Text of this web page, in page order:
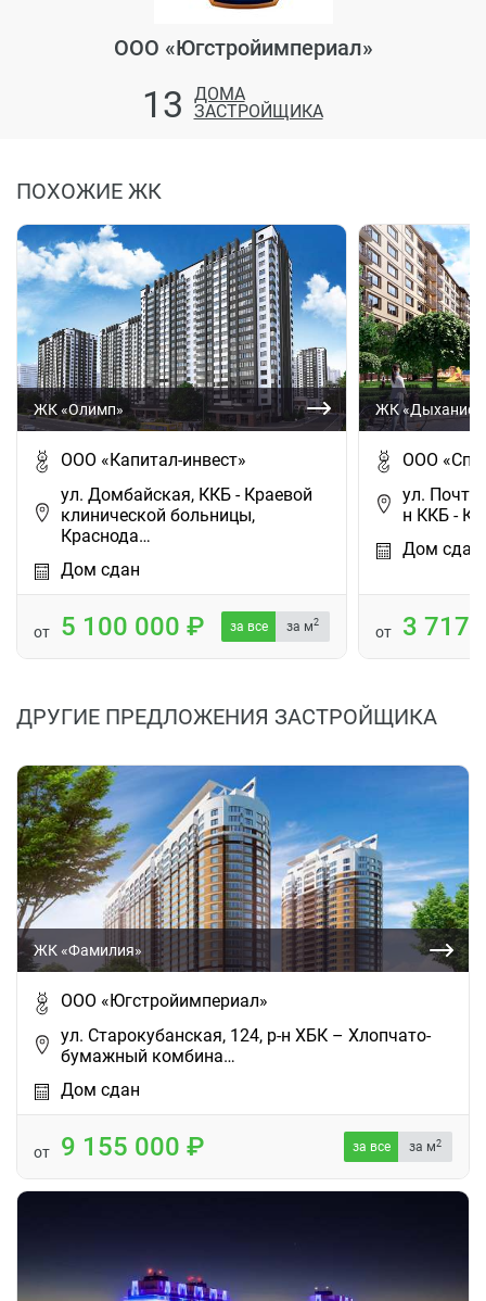
ООО «Югстройимпериал»
13
ДОМА
ЗАСТРОЙЩИКА
ПОХОЖИЕ ЖК
ЖК «Олимп»
ООО «Капитал-инвест»
ул. Домбайская, ККБ - Краевой
клинической больницы,
Краснода…
Дом сдан
от 5 100 000 за все за м2
ЖК «Дыхание»
ООО
ул.
н ККБ -
Дом сдан
от 3 717
ДРУГИЕ ПРЕДЛОЖЕНИЯ ЗАСТРОЙЩИКА
ЖК «Фамилия»
ООО «Югстройимпериал»
ул. Старокубанская, 124, р-н ХБК – Хлопчато-
бумажный комбина…
Дом сдан
от 9 155 000 за все за м2